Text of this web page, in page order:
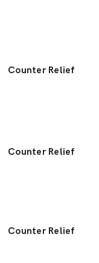
Counter Relief
Counter Relief
Counter Relief